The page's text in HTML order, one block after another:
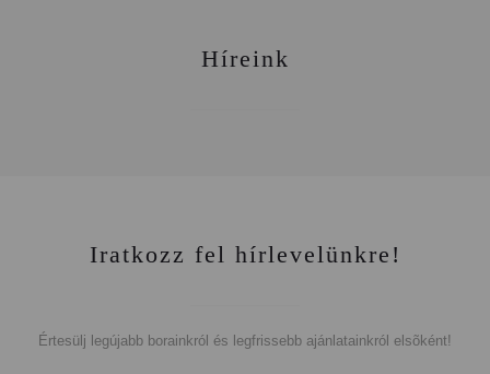
Híreink
Iratkozz fel hírlevelünkre!
Értesülj legújabb borainkról és legfrissebb ajánlatainkról elsõként!